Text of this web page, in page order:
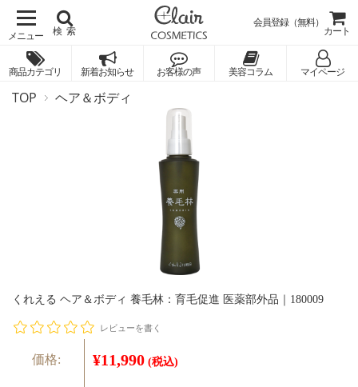
検索
会員登録（無料）
カート
商品カテゴリ 新着お知らせ お客様の声 美容コラム マイページ
TOP ヘア＆ボディ
くれえる ヘア＆ボディ 養毛林：育毛促進 医薬部外品｜180009
レビューを書く
価格: ¥11,990 (税込)